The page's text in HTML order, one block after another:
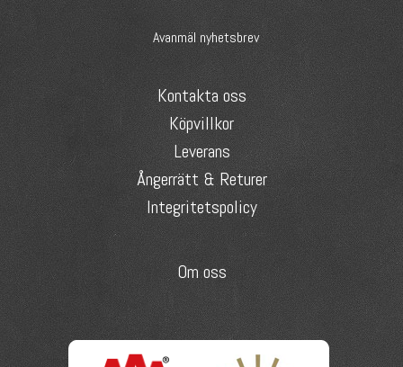
Avanmäl nyhetsbrev
Kontakta oss
Köpvillkor
Leverans
Ångerrätt & Returer
Integritetspolicy
Om oss